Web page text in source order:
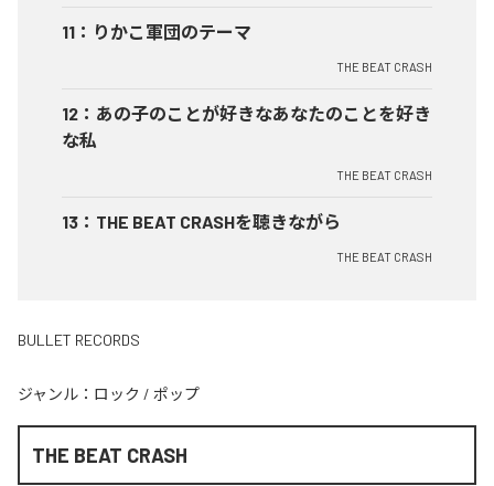
11 ： りかこ軍団のテーマ
THE BEAT CRASH
12 ： あの子のことが好きなあなたのことを好き
な私
THE BEAT CRASH
13 ： THE BEAT CRASHを聴きながら
THE BEAT CRASH
BULLET RECORDS
ジャンル： ロック / ポップ
THE BEAT CRASH